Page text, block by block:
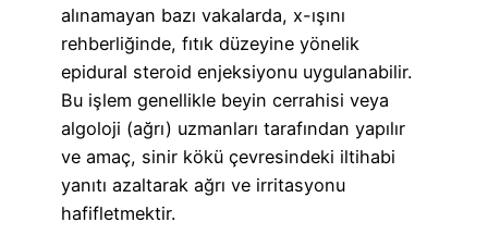
alınamayan bazı vakalarda, x-ışını
rehberliğinde, fıtık düzeyine yönelik
epidural steroid enjeksiyonu uygulanabilir.
Bu işlem genellikle beyin cerrahisi veya
algoloji (ağrı) uzmanları tarafından yapılır
ve amaç, sinir kökü çevresindeki iltihabi
yanıtı azaltarak ağrı ve irritasyonu
hafifletmektir.